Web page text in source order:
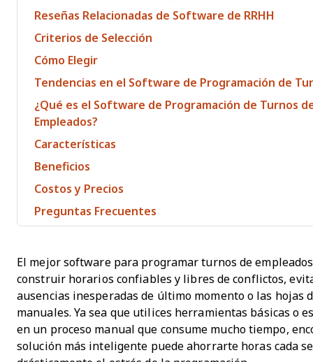
Reseñas Relacionadas de Software de RRHH
Criterios de Selección
Cómo Elegir
Tendencias en el Software de Programación de
¿Qué es el Software de Programación de Turnos
Empleados?
Características
Beneficios
Costos y Precios
Preguntas Frecuentes
El mejor software para programar turnos de
construir horarios confiables y libres de conflictos,
ausencias inesperadas de último momento o las hojas
manuales. Ya sea que utilices herramientas básicas o
en un proceso manual que consume mucho tiempo,
solución más inteligente puede ahorrarte horas cada